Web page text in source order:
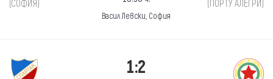
(СОФИЯ)
Васил Левски, София
(ПОРТУ АЛЕГРИ)
1:2